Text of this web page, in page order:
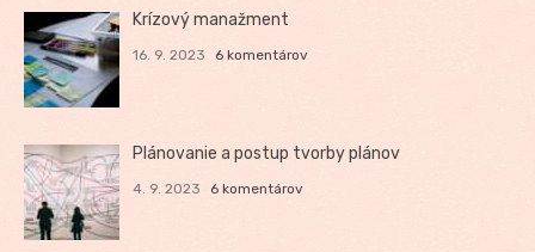
Krízový manažment
16. 9. 2023 6 komentárov
Plánovanie a postup tvorby plánov
4. 9. 2023 6 komentárov